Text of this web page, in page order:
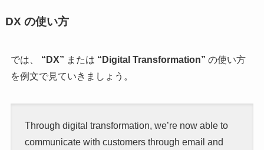
DX の使い方
では、 “DX” または “Digital Transformation” の使い方
を例文で見ていきましょう。
Through digital transformation, we’re now able to
communicate with customers through email and